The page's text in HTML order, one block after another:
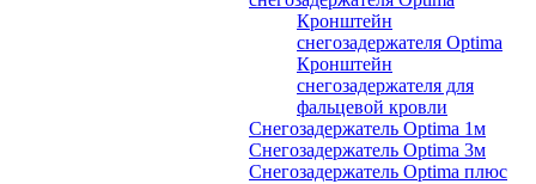
Кронштейн
снегозадержателя Optima
Кронштейн
снегозадержателя для
фальцевой кровли
Снегозадержатель Optima 1м
Снегозадержатель Optima 3м
Снегозадержатель Optima плюс